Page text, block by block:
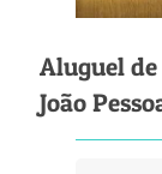
Aluguel de
João